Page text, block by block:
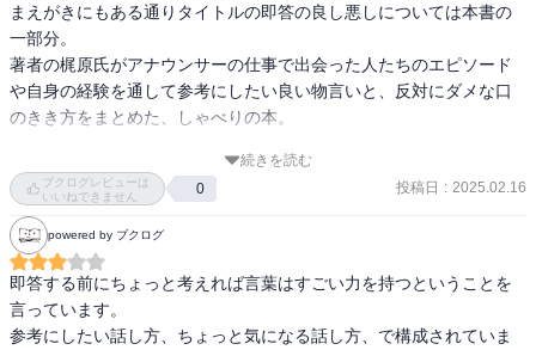
まえがきにもある通りタイトルの即答の良し悪しについては本書の
一部分。
著者の梶原氏がアナウンサーの仕事で出会った人たちのエピソード
や自身の経験を通して参考にしたい良い物言いと、反対にダメな口
のきき方をまとめた、しゃべりの本。
前半では人の心を動かすような様々なよい話し方、後半で(悪い意味
で)気になる口の聞き方の2章立てになっている。
1章では芸能に疎い私でも知っているような大物たち（有吉氏、大竹
まこと氏、五木寛之氏などなど）人前で話す事に長けている方たち
の、しゃべりの手法が紹介されているのだが、自分のキャラクター
すらもよくわかっちゃいない素人が簡単に真似できるものではなさ
そうである。
続きを読む
ブクログレビューは
いいねできません
0 投稿日 : 2025.02.16
powered by ブクログ
即答する前にちょっと考えれば言葉はすごい力を持つということを
言っています。
参考にしたい話し方、ちょっと気になる話し方、で構成されていま